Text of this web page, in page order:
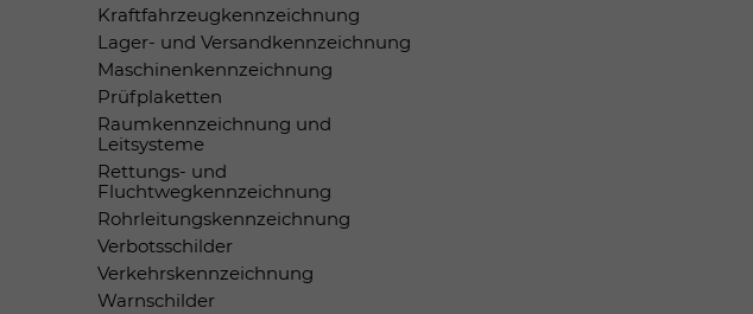
Kraftfahrzeugkennzeichnung
Lager- und Versandkennzeichnung
Maschinenkennzeichnung
Prüfplaketten
Raumkennzeichnung und
Leitsysteme
Rettungs- und
Fluchtwegkennzeichnung
Rohrleitungskennzeichnung
Verbotsschilder
Verkehrskennzeichnung
Warnschilder